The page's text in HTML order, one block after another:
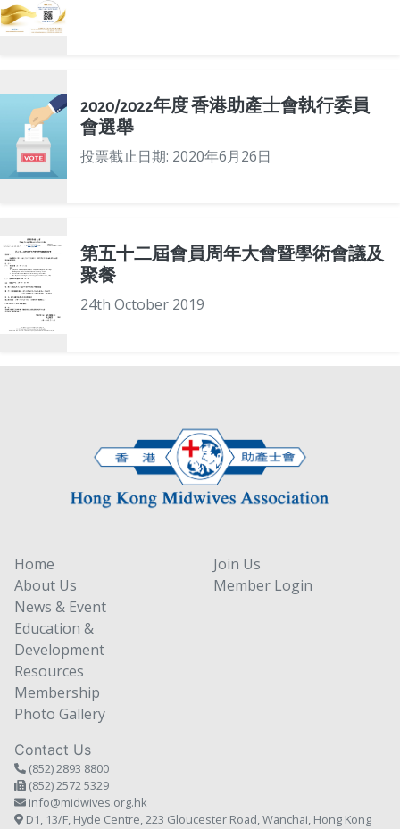
2020/2022年度 香港助產士會執行委員
會選舉
投票截止日期: 2020年6月26日
第五十二屆會員周年大會暨學術會議及
聚餐
24th October 2019
Home
About Us
News & Event
Education &
Development
Resources
Membership
Photo Gallery
Join Us
Member Login
Contact Us
(852) 2893 8800
(852) 2572 5329
info@midwives.org.hk
D1, 13/F, Hyde Centre, 223 Gloucester Road, Wanchai, Hong Kong